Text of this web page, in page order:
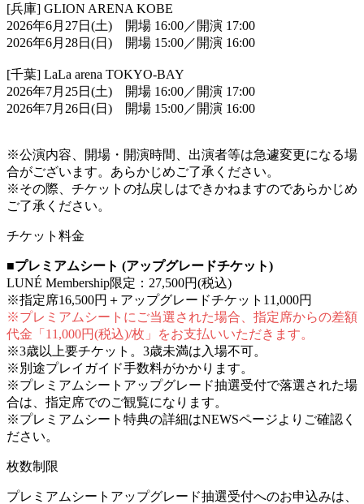
[兵庫] GLION ARENA KOBE
2026年6月27日(土) 開場 16:00／開演 17:00
2026年6月28日(日) 開場 15:00／開演 16:00
[千葉] LaLa arena TOKYO-BAY
2026年7月25日(土) 開場 16:00／開演 17:00
2026年7月26日(日) 開場 15:00／開演 16:00
※公演内容、開場・開演時間、出演者等は急遽変更になる場
合がございます。あらかじめご了承ください。
※その際、チケットの払戻しはできかねますのであらかじめ
ご了承ください。
チケット料金
■プレミアムシート (アップグレードチケット)
LUNÉ Membership限定：27,500円(税込)
※指定席16,500円＋アップグレードチケット11,000円
※プレミアムシートにご当選された場合、指定席からの差額
代金「11,000円(税込)/枚」をお支払いいただきます。
※3歳以上要チケット。3歳未満は入場不可。
※別途プレイガイド手数料がかかります。
※プレミアムシートアップグレード抽選受付で落選された場
合は、指定席でのご観覧になります。
※プレミアムシート特典の詳細はNEWSページよりご確認く
ださい。
枚数制限
プレミアムシートアップグレード抽選受付へのお申込みは、